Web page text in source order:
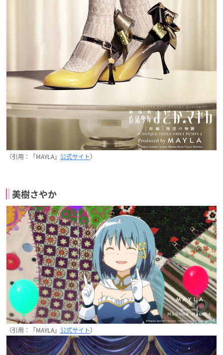
（引用：「MAYLA」 公式サイト）
美樹さやか
（引用：「MAYLA」 公式サイト）